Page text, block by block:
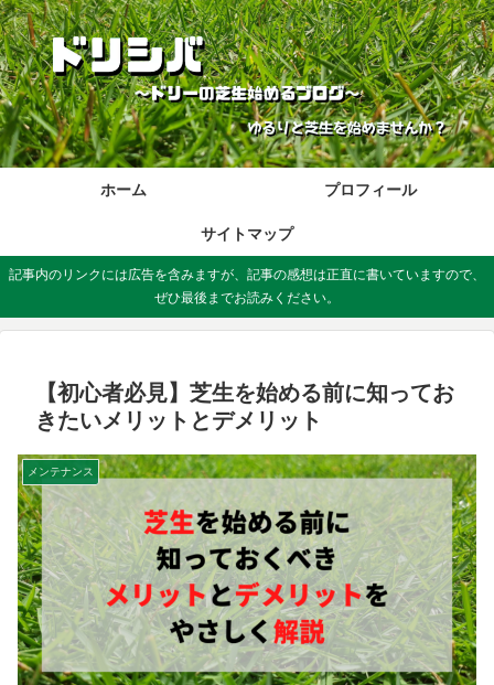
ホーム プロフィール
サイトマップ
記事内のリンクには広告を含みますが、記事の感想は正直に書いていますので、
ぜひ最後までお読みください。
【初心者必見】芝生を始める前に知ってお
きたいメリットとデメリット
メンテナンス